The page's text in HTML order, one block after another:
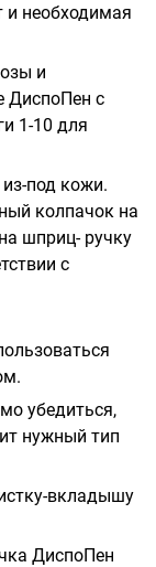
и необходимая
и
ДиспоПен с
1-10 для
из-под кожи.
колпачок на
шприц- ручку
с
убедиться,
нужный тип
вкладышу
ДиспоПен